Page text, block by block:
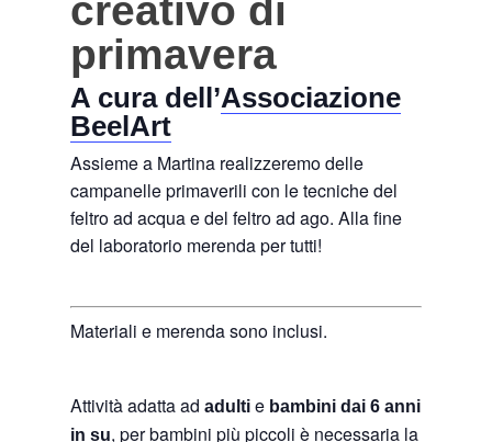
creativo di
primavera
A cura dell’Associazione
BeelArt
Assieme a Martina realizzeremo delle
campanelle primaverili con le tecniche del
feltro ad acqua e del feltro ad ago. Alla fine
del laboratorio merenda per tutti!
Materiali e merenda sono inclusi.
Attività adatta adadulti e bambini dai 6 anni
in su, per bambini più piccoli è necessaria la